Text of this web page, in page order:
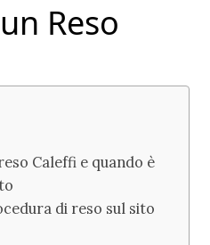
Reso
Caleffi e quando è
di reso sul sito